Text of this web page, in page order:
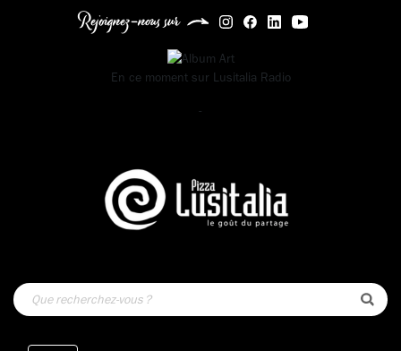
Rejoignez-nous sur
En ce moment sur Lusitalia Radio
-